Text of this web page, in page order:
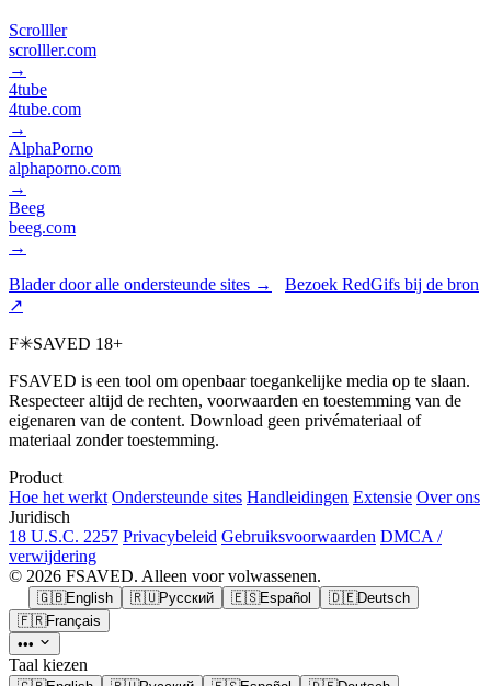
Scrolller
scrolller.com
→
4tube
4tube.com
→
AlphaPorno
alphaporno.com
→
Beeg
beeg.com
→
Blader door alle ondersteunde sites →
Bezoek RedGifs bij de bron
↗
F✳SAVED 18+
FSAVED is een tool om openbaar toegankelijke media op te slaan.
Respecteer altijd de rechten, voorwaarden en toestemming van de
eigenaren van de content. Download geen privémateriaal of
materiaal zonder toestemming.
Product
Hoe het werkt Ondersteunde sites Handleidingen Extensie Over ons
Juridisch
18 U.S.C. 2257 Privacybeleid Gebruiksvoorwaarden DMCA /
verwijdering
© 2026 FSAVED. Alleen voor volwassenen.
🇬🇧English 🇷🇺Русский 🇪🇸Español 🇩🇪Deutsch
🇫🇷Français
•••
Taal kiezen